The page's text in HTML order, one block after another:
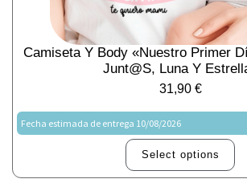
Camiseta Y Body «Nuestro Primer
Junt@s, Luna Y
31,90 €
Fecha estimada de entrega 10/08/2026
Select options